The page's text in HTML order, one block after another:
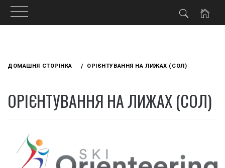
ДОМАШНЯ СТОРІНКА ОРІЄНТУВАННЯ НА ЛИЖАХ (СОЛ)
ОРІЄНТУВАННЯ НА ЛИЖАХ (СОЛ)